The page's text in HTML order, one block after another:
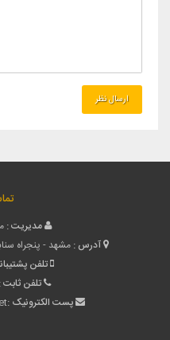
مدیریت :
آدرس : مشهد - پنجراه
تلفن
تلفن ثابت :
پست الکترونیک :